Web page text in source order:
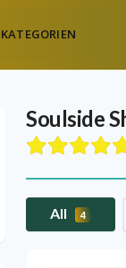
KATEGORIEN
Soulside
All 4